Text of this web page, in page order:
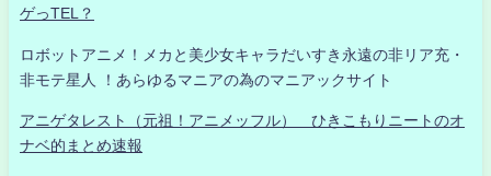
ゲっTEL？
ロボットアニメ！メカと美少女キャラだいすき永遠の非リア充・
非モテ星人 ！あらゆるマニアの為のマニアックサイト
アニゲタレスト（元祖！アニメッフル） ひきこもりニートのオ
ナベ的まとめ速報